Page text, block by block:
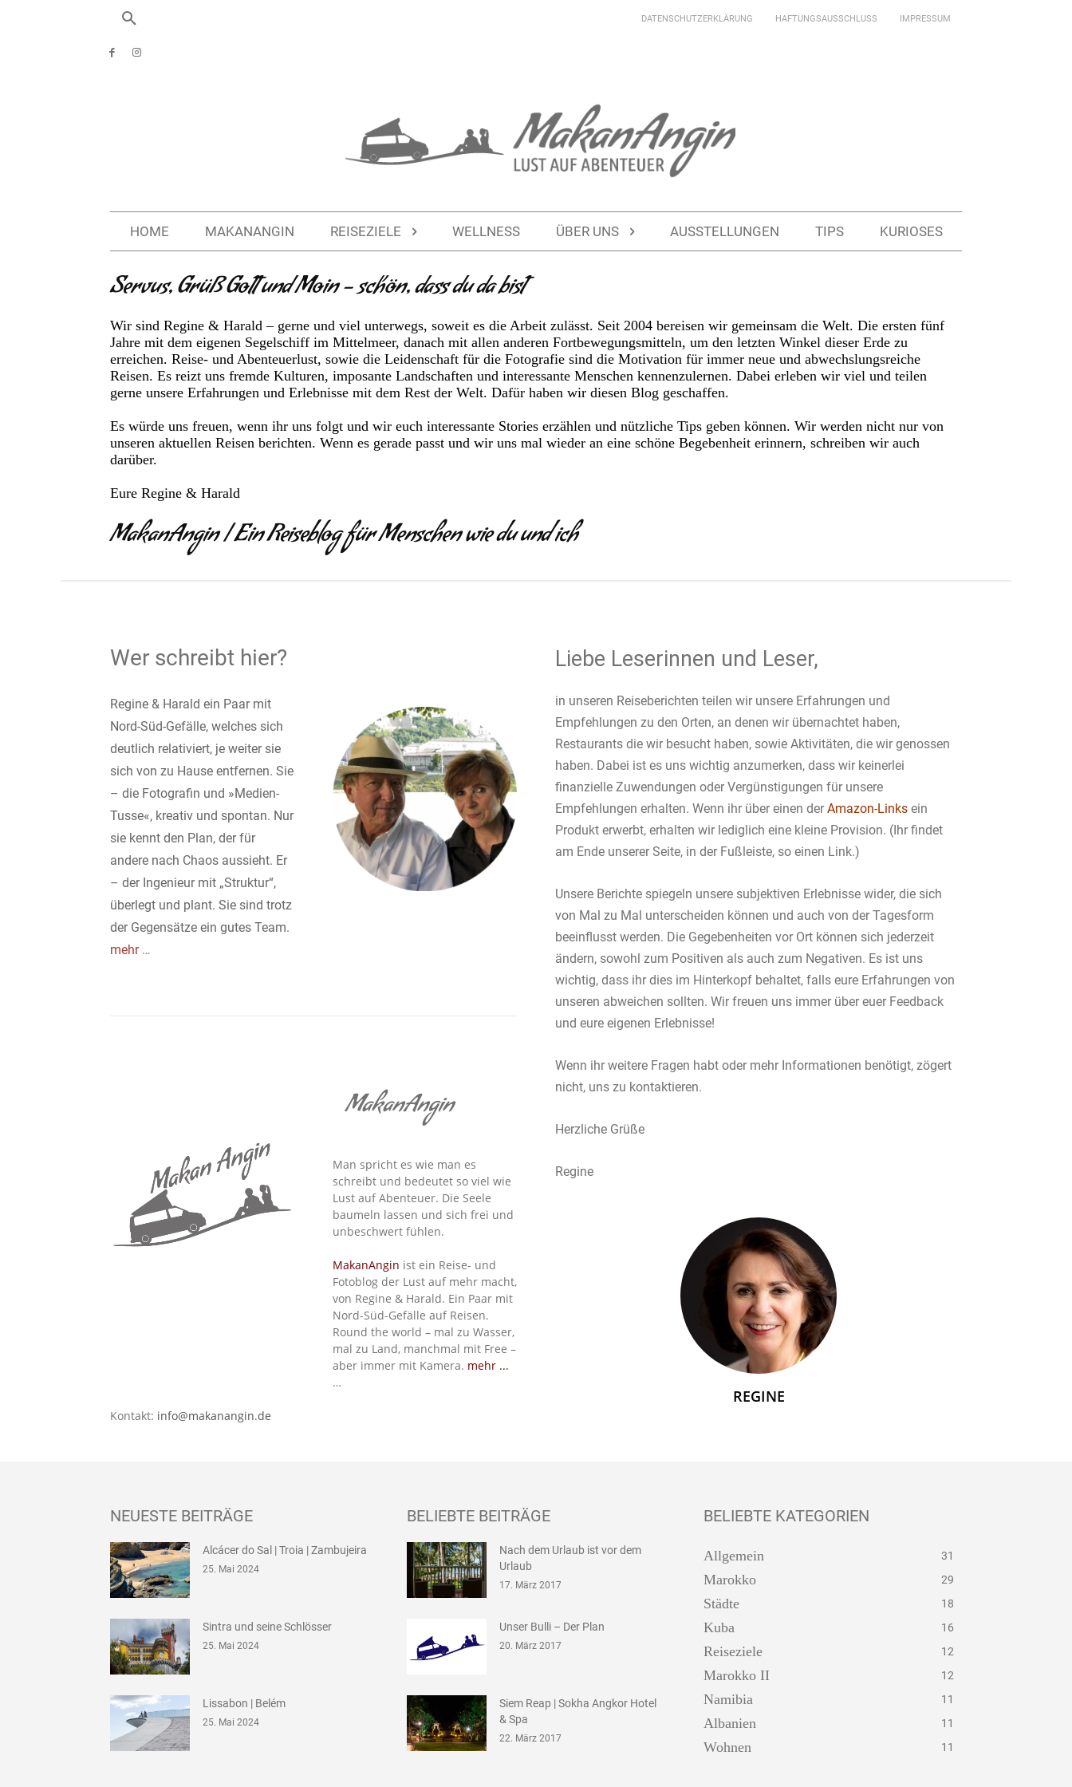
DATENSCHUTZERKLÄRUNG HAFTUNGSAUSSCHLUSS IMPRESSUM
HOME MAKANANGIN REISEZIELE WELLNESS ÜBER UNS AUSSTELLUNGEN TIPS KURIOSES
Servus, Grüß Gott und Moin – schön, dass du da bist
Wir sind Regine & Harald – gerne und viel unterwegs, soweit es die Arbeit zulässt. Seit 2004 bereisen wir gemeinsam die Welt. Die ersten fünf
Jahre mit dem eigenen Segelschiff im Mittelmeer, danach mit allen anderen Fortbewegungsmitteln, um den letzten Winkel dieser Erde zu
erreichen. Reise- und Abenteuerlust, sowie die Leidenschaft für die Fotografie sind die Motivation für immer neue und abwechslungsreiche
Reisen. Es reizt uns fremde Kulturen, imposante Landschaften und interessante Menschen kennenzulernen. Dabei erleben wir viel und teilen
gerne unsere Erfahrungen und Erlebnisse mit dem Rest der Welt. Dafür haben wir diesen Blog geschaffen.
Es würde uns freuen, wenn ihr uns folgt und wir euch interessante Stories erzählen und nützliche Tips geben können. Wir werden nicht nur von
unseren aktuellen Reisen berichten. Wenn es gerade passt und wir uns mal wieder an eine schöne Begebenheit erinnern, schreiben wir auch
darüber.
Eure Regine & Harald
MakanAngin | Ein Reiseblog für Menschen wie du und ich
Wer schreibt hier?
Regine & Harald ein Paar mit
Nord-Süd-Gefälle, welches sich
deutlich relativiert, je weiter sie
sich von zu Hause entfernen. Sie
– die Fotografin und »Medien-
Tusse«, kreativ und spontan. Nur
sie kennt den Plan, der für
andere nach Chaos aussieht. Er
– der Ingenieur mit „Struktur“,
überlegt und plant. Sie sind trotz
der Gegensätze ein gutes Team.
mehr …
MakanAngin
Man spricht es wie man es
schreibt und bedeutet so viel wie
Lust auf Abenteuer. Die Seele
baumeln lassen und sich frei und
unbeschwert fühlen.
MakanAngin ist ein Reise- und
Fotoblog der Lust auf mehr macht,
von Regine & Harald. Ein Paar mit
Nord-Süd-Gefälle auf Reisen.
Round the world – mal zu Wasser,
mal zu Land, manchmal mit Free –
aber immer mit Kamera. mehr ...
…
Kontakt: info@makanangin.de
Liebe Leserinnen und Leser,
in unseren Reiseberichten teilen wir unsere Erfahrungen und
Empfehlungen zu den Orten, an denen wir übernachtet haben,
Restaurants die wir besucht haben, sowie Aktivitäten, die wir genossen
haben. Dabei ist es uns wichtig anzumerken, dass wir keinerlei
finanzielle Zuwendungen oder Vergünstigungen für unsere
Empfehlungen erhalten. Wenn ihr über einen der Amazon-Links ein
Produkt erwerbt, erhalten wir lediglich eine kleine Provision. (Ihr findet
am Ende unserer Seite, in der Fußleiste, so einen Link.)
Unsere Berichte spiegeln unsere subjektiven Erlebnisse wider, die sich
von Mal zu Mal unterscheiden können und auch von der Tagesform
beeinflusst werden. Die Gegebenheiten vor Ort können sich jederzeit
ändern, sowohl zum Positiven als auch zum Negativen. Es ist uns
wichtig, dass ihr dies im Hinterkopf behaltet, falls eure Erfahrungen von
unseren abweichen sollten. Wir freuen uns immer über euer Feedback
und eure eigenen Erlebnisse!
Wenn ihr weitere Fragen habt oder mehr Informationen benötigt, zögert
nicht, uns zu kontaktieren.
Herzliche Grüße
Regine
REGINE
NEUESTE BEITRÄGE
Alcácer do Sal | Troia | Zambujeira
25. Mai 2024
Sintra und seine Schlösser
25. Mai 2024
Lissabon | Belém
25. Mai 2024
BELIEBTE BEITRÄGE
Nach dem Urlaub ist vor dem
Urlaub
17. März 2017
Unser Bulli – Der Plan
20. März 2017
Siem Reap | Sokha Angkor Hotel
& Spa
22. März 2017
BELIEBTE KATEGORIEN
Allgemein 31
Marokko 29
Städte 18
Kuba 16
Reiseziele 12
Marokko II 12
Namibia 11
Albanien 11
Wohnen 11